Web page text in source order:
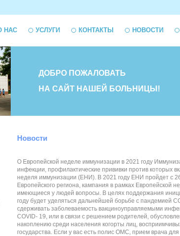
НАС УСЛУГИ КОНТАКТЫ НОВОСТИ
ДОБРО ПОЖАЛОВАТЬ
НА САЙТ НАШЕЙ БОЛЬНИЦЫ!
Новости
О Европейской неделе иммунизации в 2021 году
инфекции, профилактические прививки против которых
неделя иммунизации (ЕНИ). В 2021 году ЕНИ пройдет с
Европейского региона, кампания в рамках
имеющиеся у людей вопросы. В целях поддержания
году будет уделяться дальнейшей борьбе с пандемией
сдерживать заболеваемость вакциноуправляемыми
COVID- 19, или в связи с решением родителей,
накоплению среди населения когорты лиц,
государства. Если у вас есть полис ОМС, прием врача